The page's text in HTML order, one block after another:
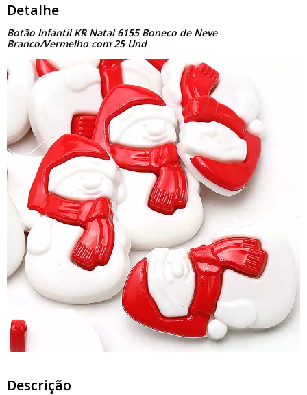
Detalhe
Botão Infantil KR Natal 6155 Boneco de Neve
Branco/Vermelho com 25 Und
Descrição